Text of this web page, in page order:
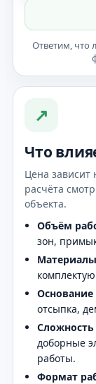
Ответим, что
↗
Что
Цена зависит
расчёта
объекта.
Объём
зон,
Материалы
Основание
отсыпка,
доборные
работы.
Формат